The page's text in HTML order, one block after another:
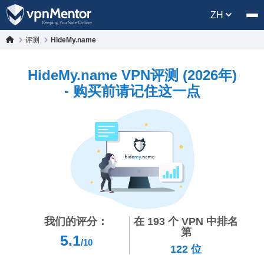
ZH
评测 HideMy.name
HideMy.name VPN评测 (2026年)
- 购买前请记住这一点
我们的评分：
5.1/10
在 193 个 VPN 中排名
第
122位